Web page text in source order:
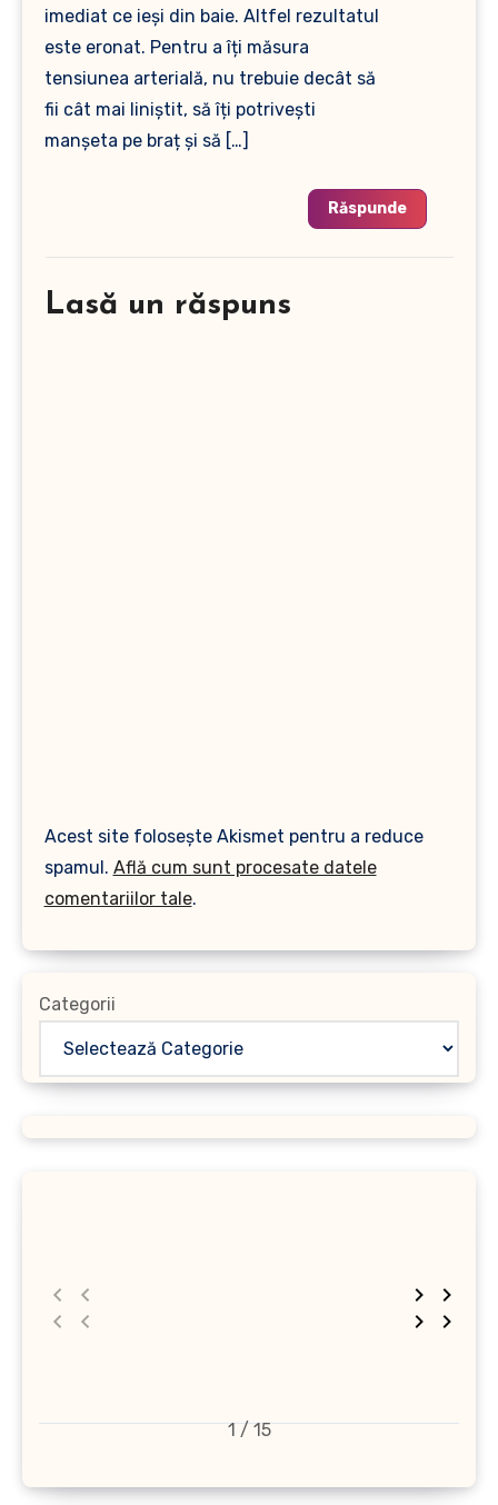
imediat ce ieși din baie. Altfel rezultatul
este eronat. Pentru a îți măsura
tensiunea arterială, nu trebuie decât să
fii cât mai liniștit, să îți potrivești
manșeta pe braț și să […]
Răspunde
Lasă un răspuns
Acest site folosește Akismet pentru a reduce
spamul. Află cum sunt procesate datele
comentariilor tale.
Categorii
1 / 15